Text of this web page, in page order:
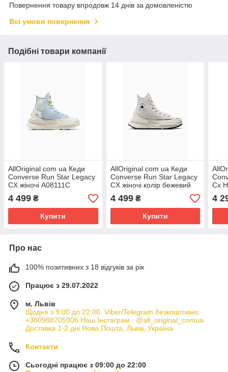
Повернення товару впродовж 14 днів за домовленістю
Всі умови повернення
Подібні товари компанії
AllOriginal com ua Кеди
Converse Run Star Legacy
CX жіночі A08111C
РОЗМІРИ ЗАПИТУЙТЕ
4 499 ₴
Купити
AllOriginal com ua Кеди
Converse Run Star Legacy
CX жіночі колір бежевий
A06503C РОЗМІРИ
ЗАПИТУЙТЕ
4 499₴
Купити
Cx
4
Про нас
100% позитивних з 18 відгуків за рік
Працює з 29.07.2022
м. Львів
Щодня з 9:00 до 22:00. Viber/Telegram безкоштовно:
+380988705906 Наш Інстаграм : @all_original_comua
Доставка 1-2 дні Нова Пошта, Львів, Україна
Контакти
Сьогодні працює з 09:00 до 22:00